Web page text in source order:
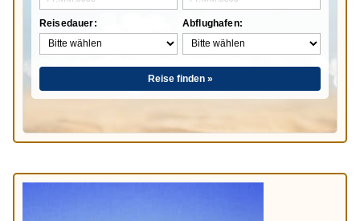
Reisedauer: Abflughafen:
Reise finden »